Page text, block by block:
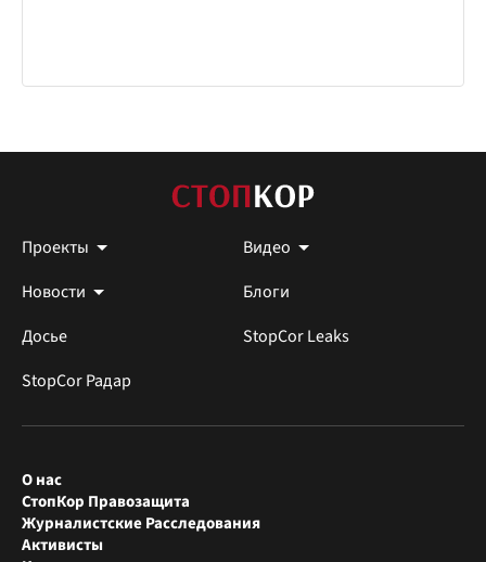
Проекты
Видео
Новости
Блоги
Досье
StopCor Leaks
StopCor Радар
О нас
СтопКор Правозащита
Журналистские Расследования
Активисты